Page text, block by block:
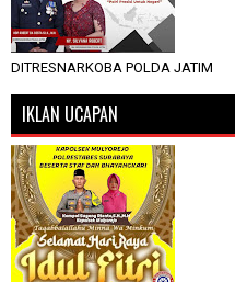
DITRESNARKOBA POLDA JATIM
IKLAN UCAPAN